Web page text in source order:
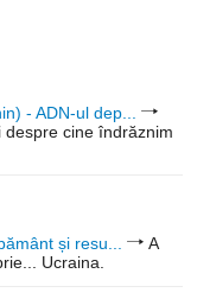
- ADN-ul dep...
cine îndrăznim
și resu...
A
Ucraina.